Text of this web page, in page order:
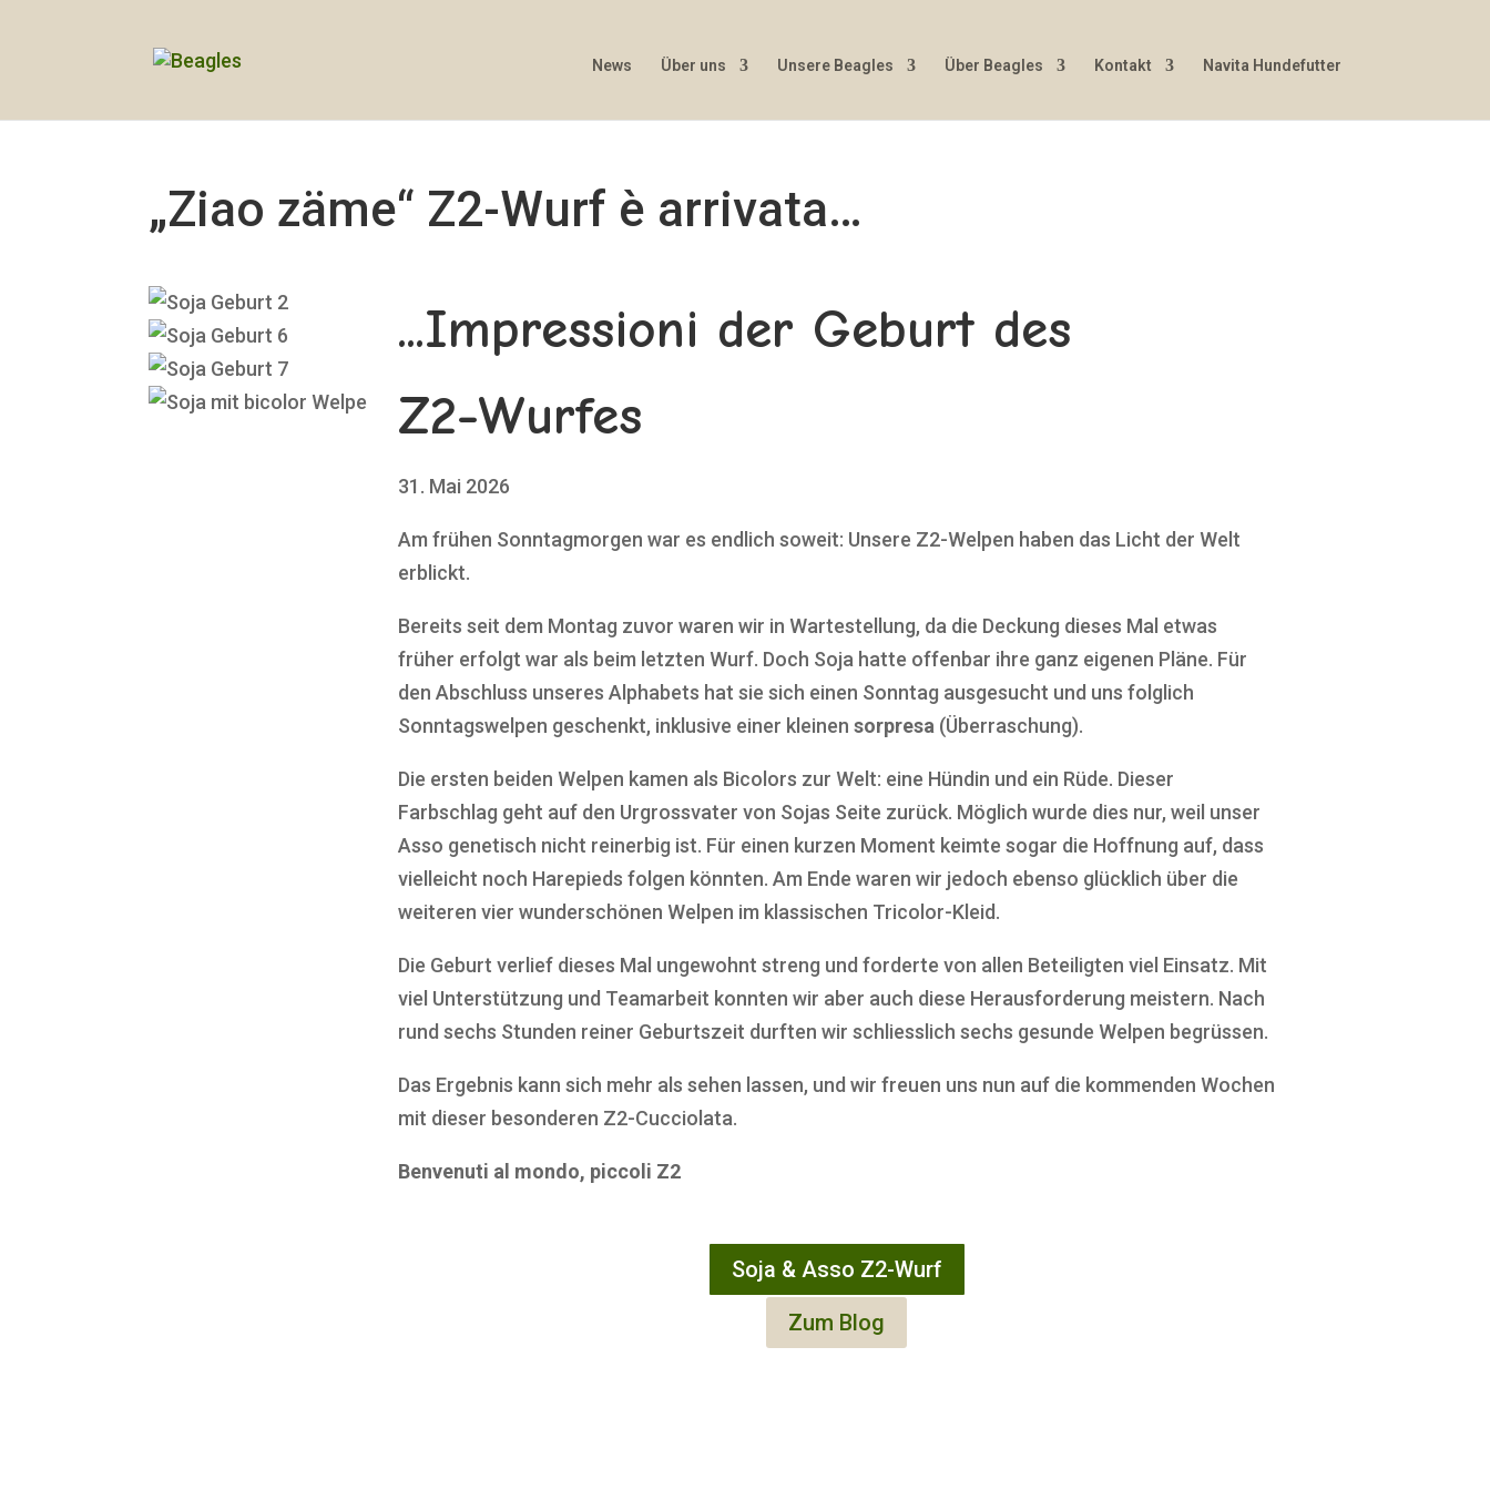
News Über uns Unsere Beagles Über Beagles Kontakt Navita Hundefutter
„Ziao zäme“ Z2-Wurf è arrivata…
...Impressioni der Geburt des
Z2-Wurfes
31. Mai 2026
Am frühen Sonntagmorgen war es endlich soweit: Unsere Z2-Welpen haben das Licht der Welt
erblickt.
Bereits seit dem Montag zuvor waren wir in Wartestellung, da die Deckung dieses Mal etwas
früher erfolgt war als beim letzten Wurf. Doch Soja hatte offenbar ihre ganz eigenen Pläne. Für
den Abschluss unseres Alphabets hat sie sich einen Sonntag ausgesucht und uns folglich
Sonntagswelpen geschenkt, inklusive einer kleinen sorpresa(Überraschung).
Die ersten beiden Welpen kamen als Bicolors zur Welt: eine Hündin und ein Rüde. Dieser
Farbschlag geht auf den Urgrossvater von Sojas Seite zurück. Möglich wurde dies nur, weil unser
Asso genetisch nicht reinerbig ist. Für einen kurzen Moment keimte sogar die Hoffnung auf, dass
vielleicht noch Harepieds folgen könnten. Am Ende waren wir jedoch ebenso glücklich über die
weiteren vier wunderschönen Welpen im klassischen Tricolor-Kleid.
Die Geburt verlief dieses Mal ungewohnt streng und forderte von allen Beteiligten viel Einsatz. Mit
viel Unterstützung und Teamarbeit konnten wir aber auch diese Herausforderung meistern. Nach
rund sechs Stunden reiner Geburtszeit durften wir schliesslich sechs gesunde Welpen begrüssen.
Das Ergebnis kann sich mehr als sehen lassen, und wir freuen uns nun auf die kommenden Wochen
mit dieser besonderen Z2-Cucciolata.
Benvenuti al mondo, piccoli Z2
Soja & Asso Z2-Wurf
Zum Blog